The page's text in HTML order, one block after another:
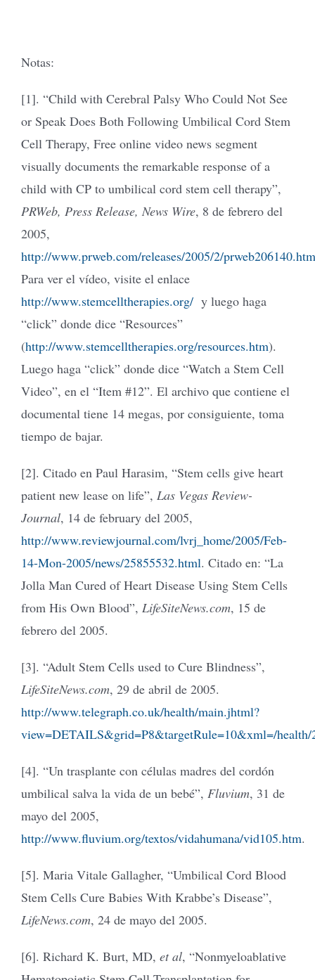
Notas:
[1]. “Child with Cerebral Palsy Who Could Not See
or Speak Does Both Following Umbilical Cord Stem
Cell Therapy, Free online video news segment
visually documents the remarkable response of a
child with CP to umbilical cord stem cell therapy”,
PRWeb, Press Release, News Wire, 8 de febrero del
2005,
http://www.prweb.com/releases/2005/2/prweb206140.htm
Para ver el vídeo, visite el enlace
http://www.stemcelltherapies.org/ y luego haga
“click” donde dice “Resources”
(http://www.stemcelltherapies.org/resources.htm).
Luego haga “click” donde dice “Watch a Stem Cell
Video”, en el “Item #12”. El archivo que contiene el
documental tiene 14 megas, por consiguiente, toma
tiempo de bajar.
[2]. Citado en Paul Harasim, “Stem cells give heart
patient new lease on life”, Las Vegas Review-
Journal, 14 de february del 2005,
http://www.reviewjournal.com/lvrj_home/2005/Feb-
14-Mon-2005/news/25855532.html. Citado en: “La
Jolla Man Cured of Heart Disease Using Stem Cells
from His Own Blood”, LifeSiteNews.com, 15 de
febrero del 2005.
[3]. “Adult Stem Cells used to Cure Blindness”,
LifeSiteNews.com, 29 de abril de 2005.
http://www.telegraph.co.uk/health/main.jhtml?
view=DETAILS&grid=P8&targetRule=10&xml=/health/
[4]. “Un trasplante con células madres del cordón
umbilical salva la vida de un bebé”, Fluvium, 31 de
mayo del 2005,
http://www.fluvium.org/textos/vidahumana/vid105.htm.
[5]. Maria Vitale Gallagher, “Umbilical Cord Blood
Stem Cells Cure Babies With Krabbe’s Disease”,
LifeNews.com, 24 de mayo del 2005.
[6]. Richard K. Burt, MD, et al, “Nonmyeloablative